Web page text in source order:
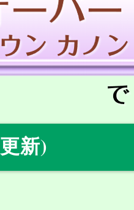
更新)